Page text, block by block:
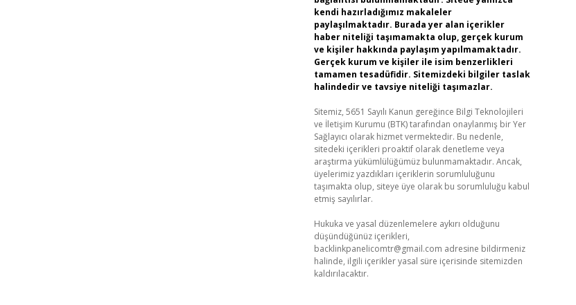
kendi hazırladığımız makaleler
paylaşılmaktadır. Burada yer alan içerikler
haber niteliği taşımamakta olup, gerçek kurum
ve kişiler hakkında paylaşım yapılmamaktadır.
Gerçek kurum ve kişiler ile isim benzerlikleri
tamamen tesadüfidir. Sitemizdeki bilgiler taslak
halindedir ve tavsiye niteliği taşımazlar.
Sitemiz, 5651 Sayılı Kanun gereğince Bilgi Teknolojileri
ve İletişim Kurumu (BTK) tarafından onaylanmış bir Yer
Sağlayıcı olarak hizmet vermektedir. Bu nedenle,
sitedeki içerikleri proaktif olarak denetleme veya
araştırma yükümlülüğümüz bulunmamaktadır. Ancak,
üyelerimiz yazdıkları içeriklerin sorumluluğunu
taşımakta olup, siteye üye olarak bu sorumluluğu kabul
etmiş sayılırlar.
Hukuka ve yasal düzenlemelere aykırı olduğunu
düşündüğünüz içerikleri,
backlinkpanelicomtr@gmail.com adresine bildirmeniz
halinde, ilgili içerikler yasal süre içerisinde sitemizden
kaldırılacaktır.